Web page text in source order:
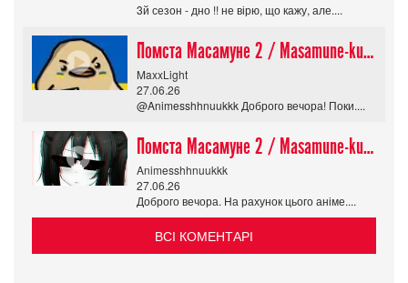
3й сезон - дно !! не вірю, що кажу, але....
Помста Масамуне 2 / Masamune-kun no Revenge R
MaxxLight
27.06.26
@Animesshhnuukkk Доброго вечора! Поки....
Помста Масамуне 2 / Masamune-kun no Revenge R
Animesshhnuukkk
27.06.26
Доброго вечора. На рахунок цього аніме....
ВСІ КОМЕНТАРІ